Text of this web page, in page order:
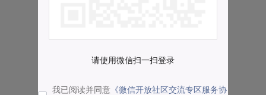
请使用微信扫一扫登录
我已阅读并同意 《微信开放社区交流专区服务协